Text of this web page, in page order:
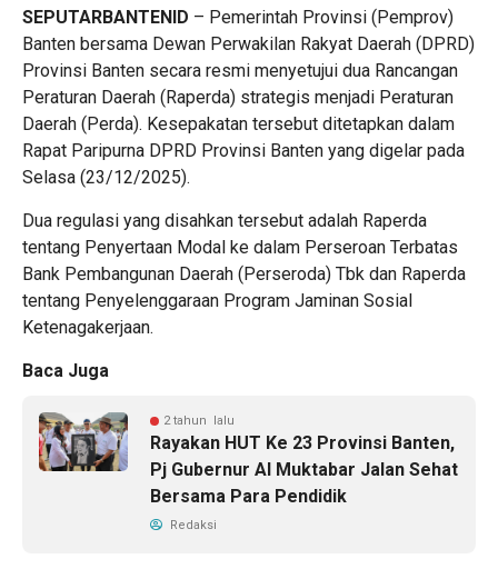
SEPUTARBANTENID – Pemerintah Provinsi (Pemprov)
Banten bersama Dewan Perwakilan Rakyat Daerah (DPRD)
Provinsi Banten secara resmi menyetujui dua Rancangan
Peraturan Daerah (Raperda) strategis menjadi Peraturan
Daerah (Perda). Kesepakatan tersebut ditetapkan dalam
Rapat Paripurna DPRD Provinsi Banten yang digelar pada
Selasa (23/12/2025).
​Dua regulasi yang disahkan tersebut adalah Raperda
tentang Penyertaan Modal ke dalam Perseroan Terbatas
Bank Pembangunan Daerah (Perseroda) Tbk dan Raperda
tentang Penyelenggaraan Program Jaminan Sosial
Ketenagakerjaan.
Baca Juga
2 tahun lalu
Rayakan HUT Ke 23 Provinsi Banten,
Pj Gubernur Al Muktabar Jalan Sehat
Bersama Para Pendidik
Redaksi